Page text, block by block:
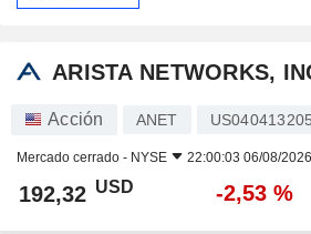
ARISTA NETWORKS,
Acción ANET
Mercado cerrado - NYSE 22:00:03 06/08/2026
192,32 USD -2,53 %